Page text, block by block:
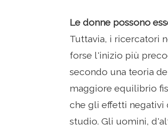
Le donne possono
Tuttavia, i ricercatori
forse l'inizio più
secondo una teoria
maggiore equilibrio
che gli effetti negativi
studio. Gli uomini,